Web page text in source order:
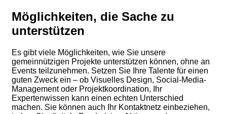
Möglichkeiten, die Sache zu
unterstützen
Es gibt viele Möglichkeiten, wie Sie unsere
gemeinnützigen Projekte unterstützen können, ohne an
Events teilzunehmen. Setzen Sie Ihre Talente für einen
guten Zweck ein – ob Visuelles Design, Social-Media-
Management oder Projektkoordination, Ihr
Expertenwissen kann einen echten Unterschied
machen. Sie können auch Ihr Kontaktnetz einbeziehen,